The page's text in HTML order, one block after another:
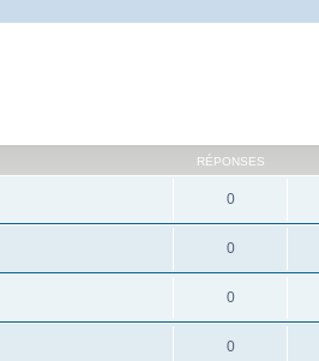
RÉPONSES
0
0
0
0